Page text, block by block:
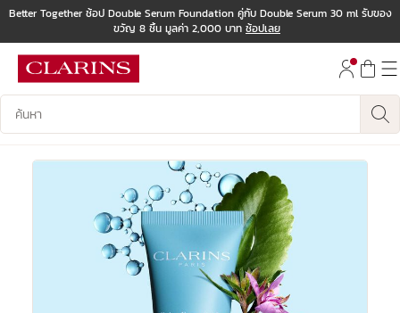
ไปที่ส่วนท้าย
Better Together ช้อป Double Serum Foundation คู่กับ Double Serum 30 ml รับของ
ขวัญ 8 ชิ้น มูลค่า 2,000 บาท ช้อปเลย
บันทึกข้อมูลค้นหา